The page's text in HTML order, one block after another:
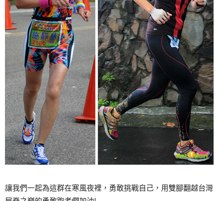
讓我們一起為這群在寒風夜裡，勇敢挑戰自己，用雙腳翻越台灣